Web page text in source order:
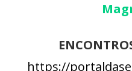
https://